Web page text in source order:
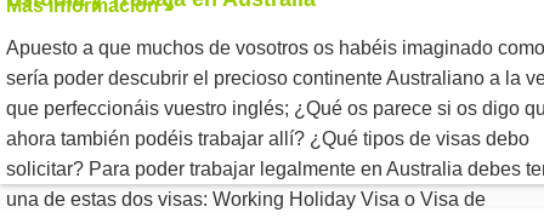
Más información »
Apuesto a que muchos de vosotros os habéis imaginado como
sería poder descubrir el precioso continente Australiano a la
que perfeccionáis vuestro inglés; ¿Qué os parece si os digo
ahora también podéis trabajar allí? ¿Qué tipos de visas debo
solicitar? Para poder trabajar legalmente en Australia debes
una de estas dos visas: Working Holiday Visa o Visa de